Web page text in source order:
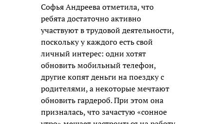
Софья Андреева отметила, что
ребята достаточно активно
участвуют в трудовой деятельности,
поскольку у каждого есть свой
личный интерес: одни хотят
обновить мобильный телефон,
другие копят деньги на поездку с
родителями, а некоторые мечтают
обновить гардероб. При этом она
призналась, что зачастую «сонное